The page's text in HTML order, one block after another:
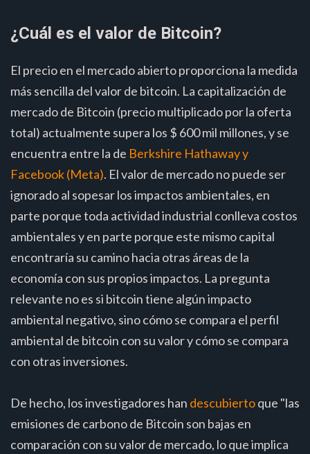
¿Cuál es el valor de Bitcoin?
El precio en el mercado abierto proporciona la medida
más sencilla del valor de bitcoin. La capitalización de
mercado de Bitcoin (precio multiplicado por la oferta
total) actualmente supera los $ 600 mil millones, y se
encuentra entre la de Berkshire Hathaway y
Facebook (Meta). El valor de mercado no puede ser
ignorado al sopesar los impactos ambientales, en
parte porque toda actividad industrial conlleva costos
ambientales y en parte porque este mismo capital
encontraría su camino hacia otras áreas de la
economía con sus propios impactos. La pregunta
relevante no es si bitcoin tiene algún impacto
ambiental negativo, sino cómo se compara el perfil
ambiental de bitcoin con su valor y cómo se compara
con otras inversiones.
De hecho, los investigadores han descubiertoque "las
emisiones de carbono de Bitcoin son bajas en
comparación con su valor de mercado, lo que implica